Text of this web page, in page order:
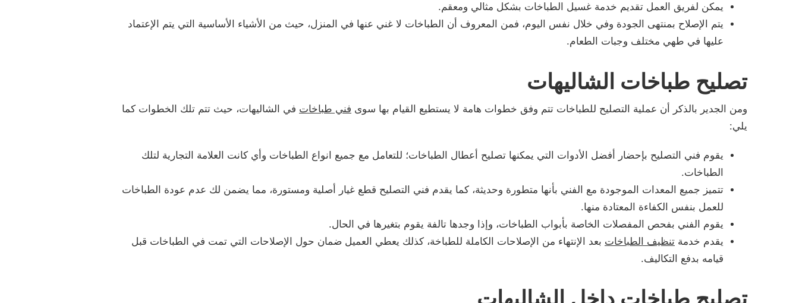
يمكن لفريق العمل تقديم خدمة غسيل الطباخات بشكل مثالي ومعقم.
يتم الإصلاح بمنتهى الجودة وفي خلال نفس اليوم، فمن المعروف أن الطباخات لا غني عنها في المنزل، حيث من الأشياء الأساسية التي يتم الإعتماد
عليها في طهي مختلف وجبات الطعام.
تصليح طباخات الشاليهات
ومن الجدير بالذكر أن عملية التصليح للطباخات تتم وفق خطوات هامة لا يستطيع القيام بها سوى فني طباخات في الشاليهات، حيث تتم تلك الخطوات كما
يلي:
يقوم فني التصليح بإحضار أفضل الأدوات التي يمكنها تصليح أعطال الطباخات؛ للتعامل مع جميع انواع الطباخات وأي كانت العلامة التجارية لتلك
الطباخات.
تتميز جميع المعدات الموجودة مع الفني بأنها متطورة وحديثة، كما يقدم فني التصليح قطع غيار أصلية ومستورة، مما يضمن لك عدم عودة الطباخات
للعمل بنفس الكفاءة المعتادة منها.
يقوم الفني بفحص المفصلات الخاصة بأبواب الطباخات، وإذا وجدها تالفة يقوم بتغيرها في الحال.
يقدم خدمة تنظيف الطباخات بعد الإنتهاء من الإصلاحات الكاملة للطباخة، كذلك يعطي العميل ضمان حول الإصلاحات التي تمت في الطباخات قبل
قيامه بدفع التكاليف.